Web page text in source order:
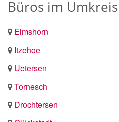
Büros im
Elmshorn
Itzehoe
Uetersen
Tornesch
Drochtersen